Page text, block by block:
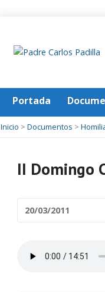
Portada
Inicio > Documentos >
II Domingo
20/03/2011